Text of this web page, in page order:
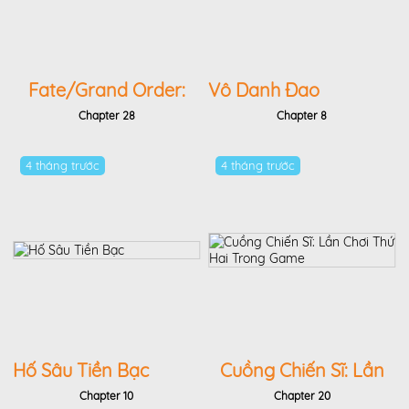
Fate/Grand Order:
Epic Of Remnant -
Chapter 28
Vô Danh Đao
Chapter 8
4 tháng trước
Hố Sâu Tiền Bạc
Chapter 10
4 tháng trước
Cuồng Chiến Sĩ: Lần
Chơi Thứ Hai Trong
Chapter 20